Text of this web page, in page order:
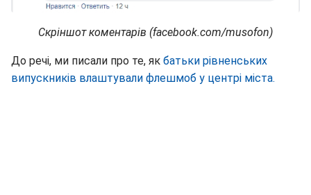
Скріншот коментарів (facebook.com/musofon)
До речі, ми писали про те, як батьки рівненських
випускників влаштували флешмоб у центрі міста.